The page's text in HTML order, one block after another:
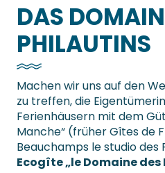
DAS
PHILAUTINS
Machen wir uns auf den
zu treffen, die
Ferienhäusern mit dem
Manche“ (früher Gîtes de
Beauchamps le studio des
Ecogîte „le Domaine